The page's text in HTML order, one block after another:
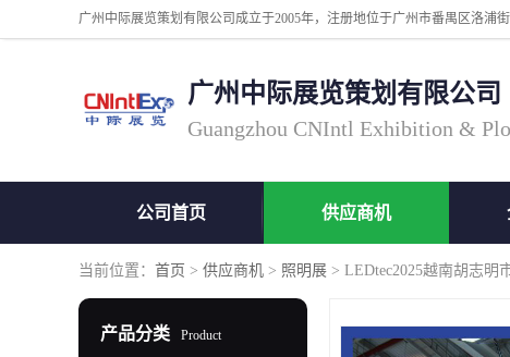
广州中际展览策划有限公司
Guangzhou CNIntl Exhibition &
公司首页 供应商机
当前位置： 首页 > 供应商机 > 照明展 > LEDtec2025越南胡志明
产品分类 Product